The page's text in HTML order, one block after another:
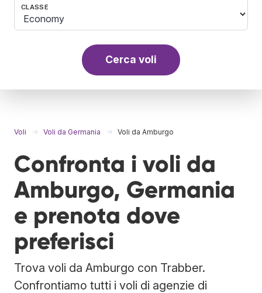
CLASSE
Cerca voli
Voli Voli da Germania Voli da Amburgo
Confronta i voli da
Amburgo, Germania
e prenota dove
preferisci
Trova voli da Amburgo con Trabber.
Confrontiamo tutti i voli di agenzie di